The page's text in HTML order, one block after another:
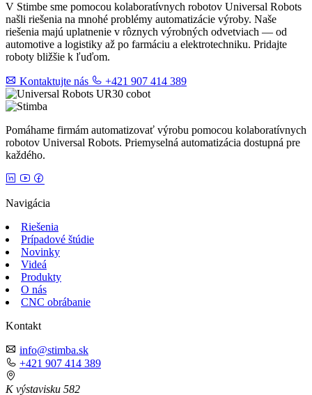
V Stimbe sme pomocou kolaboratívnych robotov Universal Robots
našli riešenia na mnohé problémy automatizácie výroby. Naše
riešenia majú uplatnenie v rôznych výrobných odvetviach — od
automotive a logistiky až po farmáciu a elektrotechniku. Pridajte
roboty bližšie k ľuďom.
Kontaktujte nás +421 907 414 389
Pomáhame firmám automatizovať výrobu pomocou kolaboratívnych
robotov Universal Robots. Priemyselná automatizácia dostupná pre
každého.
Navigácia
Riešenia
Prípadové štúdie
Novinky
Videá
Produkty
O nás
CNC obrábanie
Kontakt
info@stimba.sk
+421 907 414 389
K výstavisku 582